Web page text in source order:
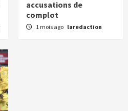
accusations de
complot
1 mois ago laredaction